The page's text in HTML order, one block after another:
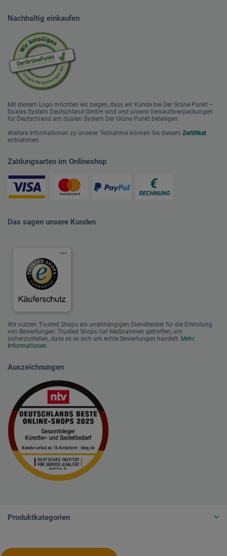
Nachhaltig einkaufen
Mit diesem Logo möchten wir zeigen, dass wir Kunde bei Der Grüne Punkt –
Duales System Deutschland GmbH sind und unsere Verkaufsverpackungen
für Deutschland am dualen System Der Grüne Punkt beteiligen.
Weitere Informationen zu unserer Teilnahme können Sie diesem Zertifikat
entnehmen.
Zahlungsarten im Onlineshop
Das sagen unsere Kunden
Wir nutzen Trusted Shops als unabhängigen Dienstleister für die Einholung
von Bewertungen. Trusted Shops hat Maßnahmen getroffen, um
sicherzustellen, dass es es sich um echte Bewertungen handelt. Mehr
Informationen
Auszeichnungen
Produktkategorien